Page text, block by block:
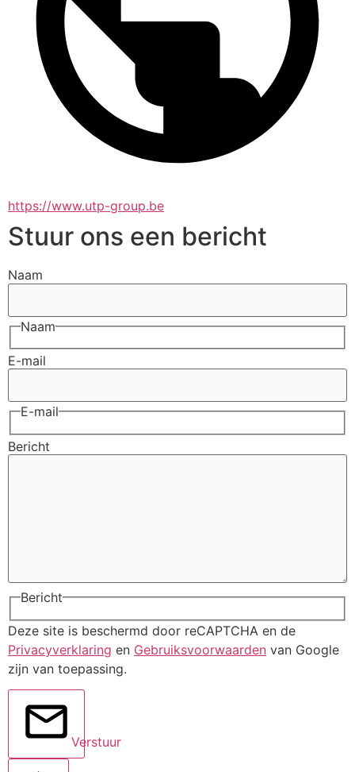
https://www.utp-group.be
Stuur ons een bericht
Naam
Naam
E-mail
E-mail
Bericht
Bericht
Deze site is beschermd door reCAPTCHA en de
Privacyverklaring en Gebruiksvoorwaarden van Google
zijn van toepassing.
Verstuur